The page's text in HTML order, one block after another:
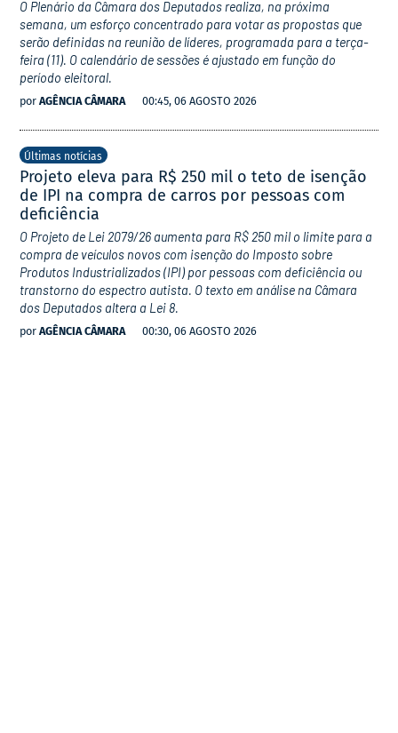
O Plenário da Câmara dos Deputados realiza, na próxima
semana, um esforço concentrado para votar as propostas que
serão definidas na reunião de líderes, programada para a terça-
feira (11). O calendário de sessões é ajustado em função do
período eleitoral.
por AGÊNCIA CÂMARA 00:45, 06 AGOSTO 2026
Últimas notícias
Projeto eleva para R$ 250 mil o teto de isenção
de IPI na compra de carros por pessoas com
deficiência
O Projeto de Lei 2079/26 aumenta para R$ 250 mil o limite para a
compra de veículos novos com isenção do Imposto sobre
Produtos Industrializados (IPI) por pessoas com deficiência ou
transtorno do espectro autista. O texto em análise na Câmara
dos Deputados altera a Lei 8.
por AGÊNCIA CÂMARA 00:30, 06 AGOSTO 2026